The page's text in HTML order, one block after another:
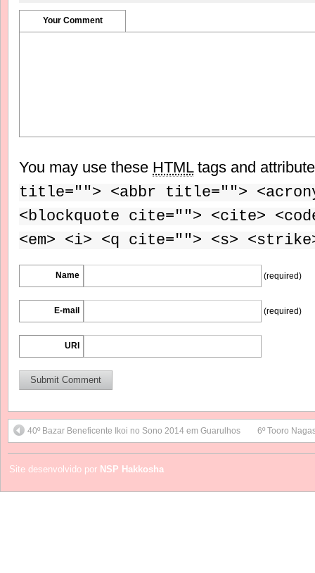
Your Comment
You may use these HTMLtags and
title=""> <abbr title="">
<blockquote cite=""> <cite>
<em> <i> <q cite=""> <s>
Name (required)
E-mail (required)
URI
40º Bazar Beneficente Ikoi no Sono 2014 em Guarulhos 6º Tooro
Site desenvolvido por NSP Hakkosha